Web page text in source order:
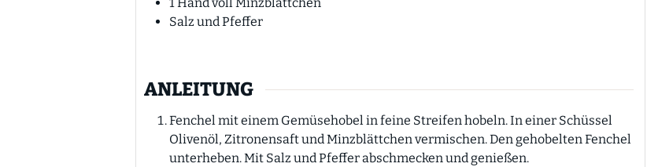
1Hand voll Minzblättchen
Salz und Pfeffer
ANLEITUNG
Fenchel mit einem Gemüsehobel in feine Streifen hobeln. In einer Schüssel
Olivenöl, Zitronensaft und Minzblättchen vermischen. Den gehobelten Fenchel
unterheben. Mit Salz und Pfeffer abschmecken und genießen.